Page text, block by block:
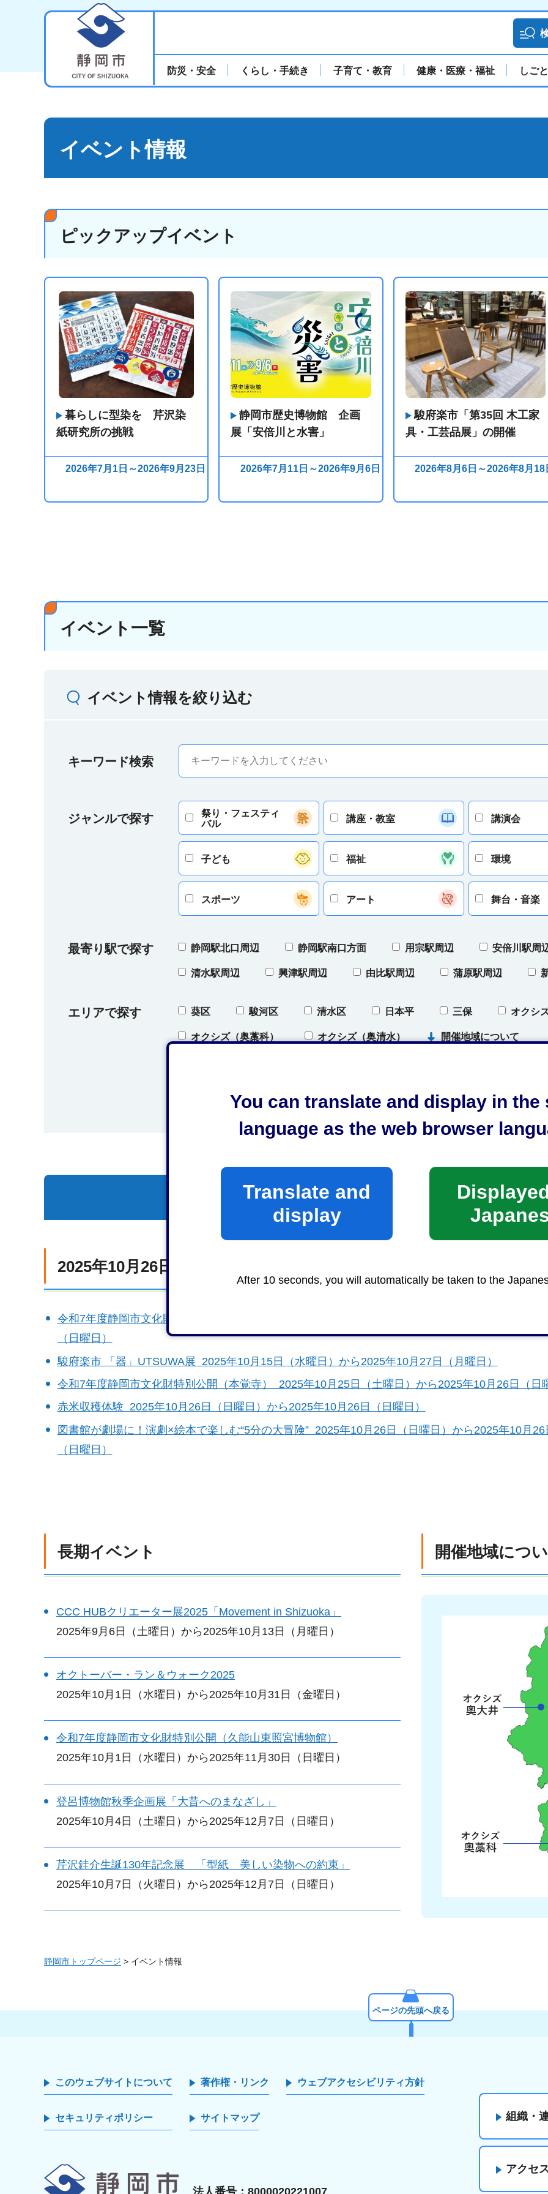
You can translate and display in the
language as the web browser
Translate and
display
After 10 seconds, you will automatically be taken to the
防災・安全 くらし・手続き 子育て・教育 健康・医療・福祉 しご
イベント情報
ピックアップイベント
暮らしに型染を 芹沢染
紙研究所の挑戦
2026年7月1日～2026年9月23日
静岡市歴史博物館 企画
展「安倍川と水害」
2026年7月11日～2026年9月6日
駿府楽市「第35回 木工家
具・工芸品展」の開催
2026年8月6日～2026年8月18
イベント一覧
イベント情報を絞り込む
キーワード検索
ジャンルで探す
祭り・フェスティ
バル
講座・教室 講演会
子ども 福祉 環境
スポーツ アート 舞台・音楽
最寄り駅で探す 静岡駅北口周辺 静岡駅南口方面 用宗駅周辺 安倍川駅周
清水駅周辺 興津駅周辺 由比駅周辺 蒲原駅周辺
エリアで探す 葵区 駿河区 清水区 日本平 三保 オクシ
オクシズ（奥藁科） オクシズ（奥清水） 開催地域について
条件をクリア
一覧を表示
2025年10月26日（日曜日）
令和7年度静岡市文化財特別公開（小島陣屋御殿 書院） 2025年10月4日（土曜日）から2025年10
（日曜日）
駿府楽市 「器」UTSUWA展 2025年10月15日（水曜日）から2025年10月27日（月曜日）
令和7年度静岡市文化財特別公開（本覚寺） 2025年10月25日（土曜日）から2025年10月26日（日
赤米収穫体験 2025年10月26日（日曜日）から2025年10月26日（日曜日）
図書館が劇場に！演劇×絵本で楽しむ“5分の大冒険” 2025年10月26日（日曜日）から2025年10月26
（日曜日）
長期イベント
CCC HUBクリエーター展2025「Movement in Shizuoka」
2025年9月6日（土曜日）から2025年10月13日（月曜日）
オクトーバー・ラン＆ウォーク2025
2025年10月1日（水曜日）から2025年10月31日（金曜日）
令和7年度静岡市文化財特別公開（久能山東照宮博物館）
2025年10月1日（水曜日）から2025年11月30日（日曜日）
登呂博物館秋季企画展「大昔へのまなざし」
2025年10月4日（土曜日）から2025年12月7日（日曜日）
芹沢銈介生誕130年記念展 「型紙 美しい染物への約束」
2025年10月7日（火曜日）から2025年12月7日（日曜日）
開催地域につ
静岡市トップページ > イベント情報
ページの先頭へ戻る
このウェブサイトについて 著作権・リンク ウェブアクセシビリティ方針
セキュリティポリシー サイトマップ
法人番号：8000020221007
組織・
アクセ